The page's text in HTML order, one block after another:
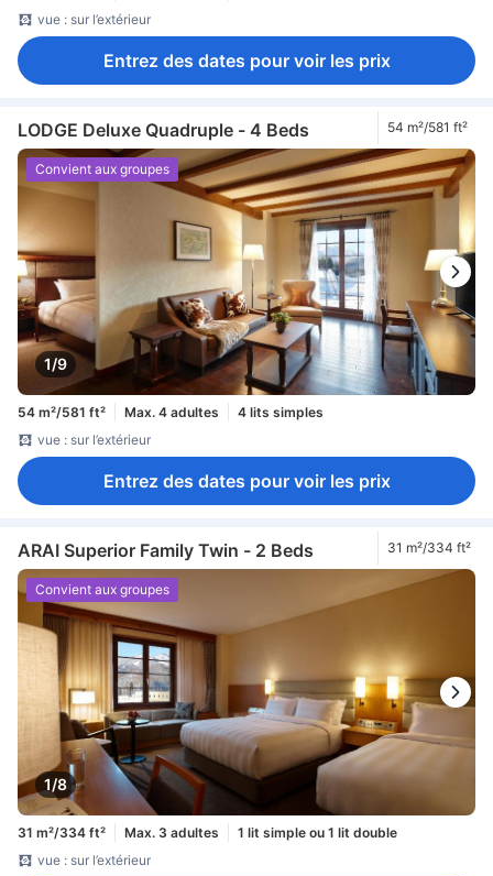
vue : sur l’extérieur
Entrez des dates pour voir les prix
LODGE Deluxe Quadruple - 4 Beds 54 m²/581 ft²
1/9
Convient aux groupes
54 m²/581 ft² Max. 4 adultes
4 lits simples
vue : sur l’extérieur
Entrez des dates pour voir les prix
ARAI Superior Family Twin - 2 Beds 31 m²/334 ft²
1/8
Convient aux groupes
31 m²/334 ft² Max. 3 adultes
1 lit simple ou 1 lit double
vue : sur l’extérieur